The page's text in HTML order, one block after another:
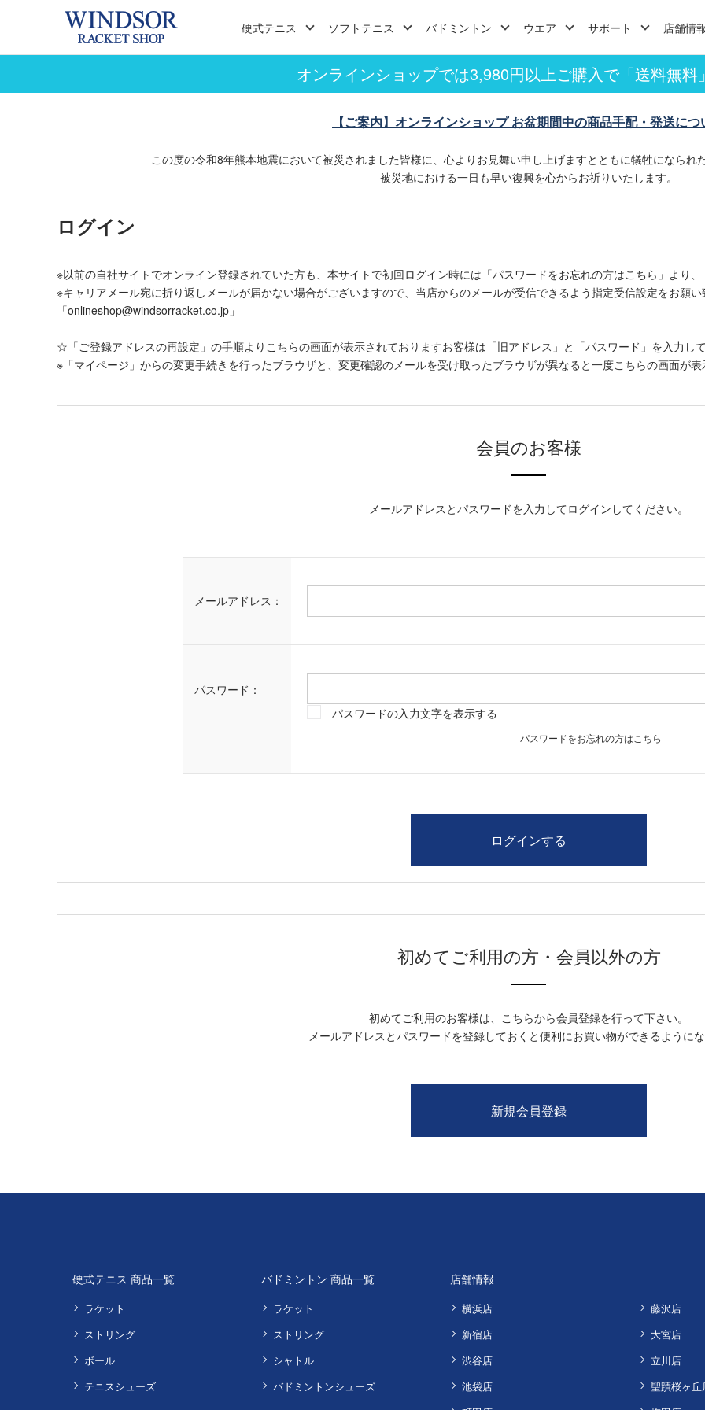
硬式テニス ソフトテニス バドミントン ウエア サポート 店舗情
オンラインショップでは3,980円以上ご購入で「送料無料
【ご案内】オンラインショップ お盆期間中の商品手配・発送につ
この度の令和8年熊本地震において被災されました皆様に、心よりお見舞い申し上げますとともに犠牲になられ
被災地における一日も早い復興を心からお祈りいたします。
ログイン
※以前の自社サイトでオンライン登録されていた方も、本サイトで初回ログイン時には「パスワードをお忘れの方はこちら」より
※キャリアメール宛に折り返しメールが届かない場合がございますので、当店からのメールが受信できるよう指定受信設定をお願
「onlineshop@windsorracket.co.jp」
☆「ご登録アドレスの再設定」の手順よりこちらの画面が表示されておりますお客様は「旧アドレス」と「パスワード」を入力し
※「マイページ」からの変更手続きを行ったブラウザと、変更確認のメールを受け取ったブラウザが異なると一度こちらの画面が
会員のお客様
メールアドレスとパスワードを入力してログインしてください。
メールアドレス：
パスワード：
パスワードの入力文字を表示する
パスワードをお忘れの方はこちら
初めてご利用の方・会員以外の方
初めてご利用のお客様は、こちらから会員登録を行って下さい。
メールアドレスとパスワードを登録しておくと便利にお買い物ができるように
硬式テニス 商品一覧
ラケット
ストリング
ボール
テニスシューズ
バドミントン 商品一覧
ラケット
ストリング
シャトル
バドミントンシューズ
店舗情報
横浜店
新宿店
渋谷店
池袋店
藤沢店
大宮店
立川店
聖蹟桜ヶ丘